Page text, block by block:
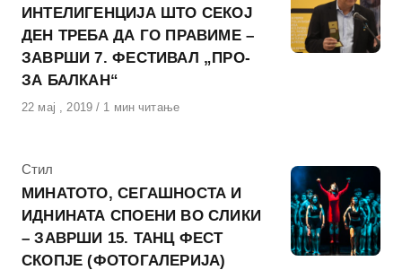
ИНТЕЛИГЕНЦИЈА ШТО СЕКОЈ
ДЕН ТРЕБА ДА ГО ПРАВИМЕ –
ЗАВРШИ 7. ФЕСТИВАЛ „ПРО-
ЗА БАЛКАН“
Објавено
22 мај , 2019 1 мин читање
КАтегорија
Стил
МИНАТОТО, СЕГАШНОСТА И
ИДНИНАТА СПОЕНИ ВО СЛИКИ
– ЗАВРШИ 15. ТАНЦ ФЕСТ
СКОПЈЕ (ФОТОГАЛЕРИЈА)